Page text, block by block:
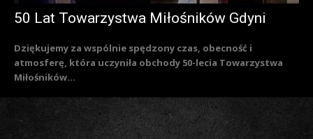
50 Lat Towarzystwa Miłośników Gdyni
Dziękujemy za wspólnie spędzony czas, obecność i
atmosferę, która uczyniła obchody 50-lecia Towarzystwa
Miłośników...